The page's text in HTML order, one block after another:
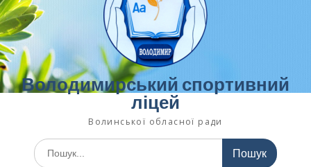
Володимирський спортивний
ліцей
Волинської обласної ради
Шукати: